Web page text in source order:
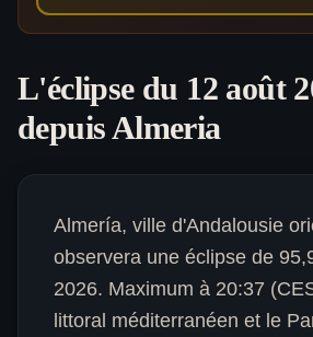
L'éclipse du 12 août
depuisAlmeria
Almería, ville d'Andalousie
observera une éclipse de
2026. Maximum à 20:37
littoral méditerranéen et le